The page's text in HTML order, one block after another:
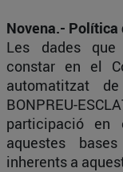
Novena.-
Les dades
constar en el
automatitzat
BONPREU-
participació en
aquestes
inherents a